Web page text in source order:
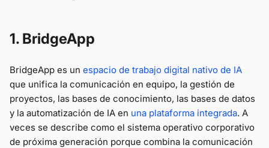
1. BridgeApp
BridgeApp es un espacio de trabajo digital nativo de IA
que unifica la comunicación en equipo, la gestión de
proyectos, las bases de conocimiento, las bases de datos
y la automatización de IA en una plataforma integrada. A
veces se describe como el sistema operativo corporativo
de próxima generación porque combina la comunicación